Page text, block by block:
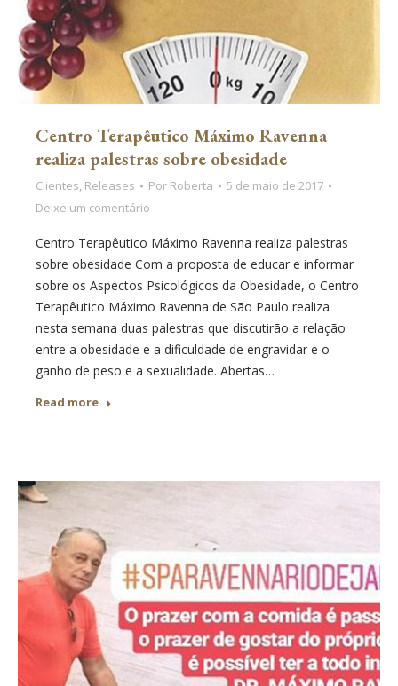
Centro Terapêutico Máximo Ravenna
realiza palestras sobre obesidade
Clientes, Releases Por Roberta
5 de maio de 2017
Deixe um comentário
Centro Terapêutico Máximo Ravenna realiza palestras
sobre obesidade Com a proposta de educar e informar
sobre os Aspectos Psicológicos da Obesidade, o Centro
Terapêutico Máximo Ravenna de São Paulo realiza
nesta semana duas palestras que discutirão a relação
entre a obesidade e a dificuldade de engravidar e o
ganho de peso e a sexualidade. Abertas…
Read more